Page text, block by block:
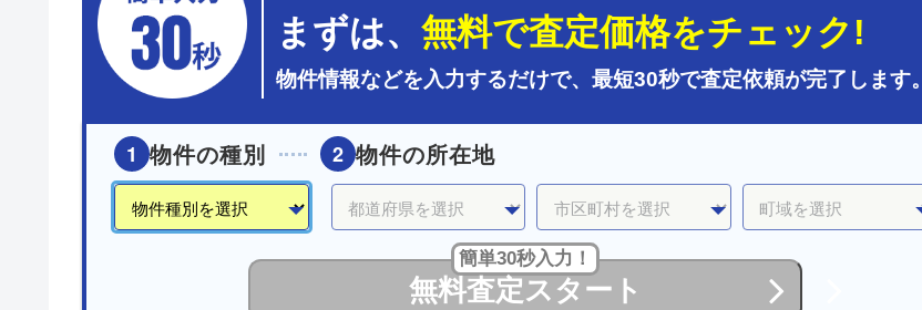
まずは、 無料で査定価格をチェック!
物件情報などを入力するだけで、最短30秒で査定依頼が完了します。
1 物件の種別 2 物件の所在地
簡単30秒入力！
無料査定スタート